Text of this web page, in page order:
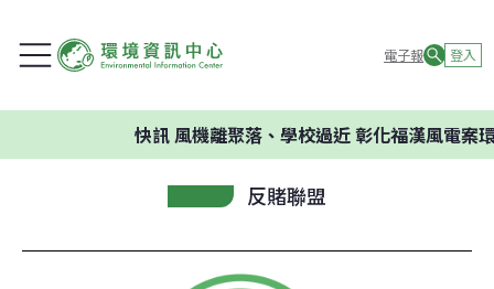
電子報 登入
快訊風機離聚落、學校過近 彰化福漢風電案環
反賭聯盟